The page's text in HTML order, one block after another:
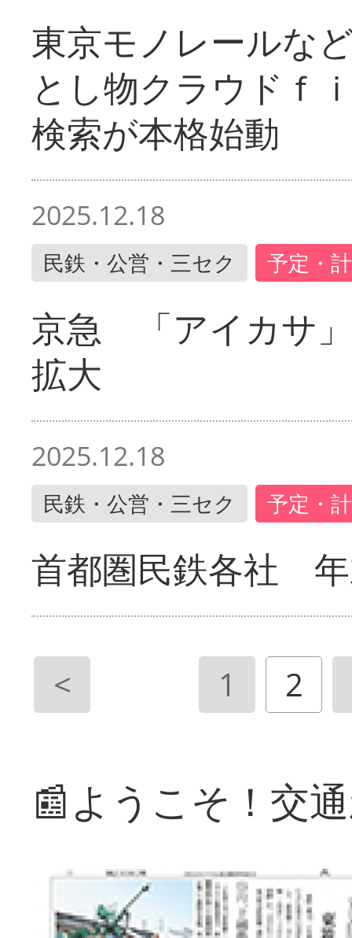
東京モノレールな
とし物クラウドｆ
検索が本格始動
2025.12.18
民鉄・公営・三セク 予定・
京急 「アイカサ
拡大
2025.12.18
民鉄・公営・三セク 予定・
首都圏民鉄各社
< 1 2
📰ようこそ！交